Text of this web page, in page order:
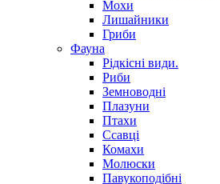
Мохи
Лишайники
Гриби
Фауна
Рідкісні види.
Риби
Земноводні
Плазуни
Птахи
Ссавці
Комахи
Молюски
Павукоподібні